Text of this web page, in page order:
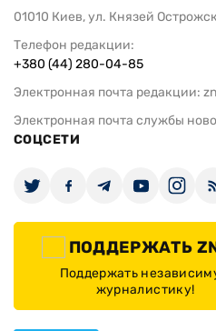
01010 Киев, ул. Князей
Телефон редакции:
+380 (44) 280-04-85
Электронная почта редакции:
Электронная почта службы
СОЦСЕТИ
ПОДДЕРЖАТЬ
Поддержать
журналистику!